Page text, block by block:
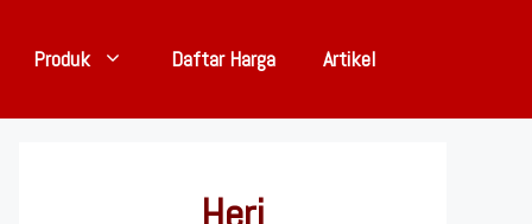
Produk Daftar Harga Artikel